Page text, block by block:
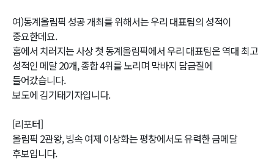
여)동계올림픽 성공 개최를 위해서는 우리 대표팀의 성적이
중요한데요.
홈에서 치러지는 사상 첫 동계올림픽에서 우리 대표팀은 역대 최고
성적인 메달 20개, 종합 4위를 노리며 막바지 담금질에
들어갔습니다.
보도에 김기태기자입니다.
[리포터]
올림픽 2관왕, 빙속 여제 이상화는 평창에서도 유력한 금메달
후보입니다.